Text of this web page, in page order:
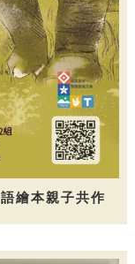
繪本親子共作